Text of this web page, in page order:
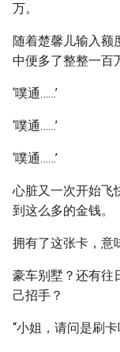
万。
随着楚馨儿输入额
中便多了整整一百
‘噗通……’
‘噗通……’
‘噗通……’
心脏又一次开始飞
到这么多的金钱。
拥有了这张卡，意
豪车别墅？还有往
己招手？
“小姐，请问是刷卡